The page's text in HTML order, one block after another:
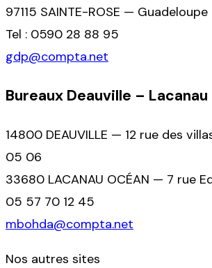
97115 SAINTE-ROSE — Guadeloupe
Tel : 0590 28 88 95
gdp@compta.net
Bureaux Deauville – Lacanau
14800 DEAUVILLE — 12 rue des
05 06
33680 LACANAU OCÉAN — 7 rue
05 57 70 12 45
mbohda@compta.net
Nos autres sites